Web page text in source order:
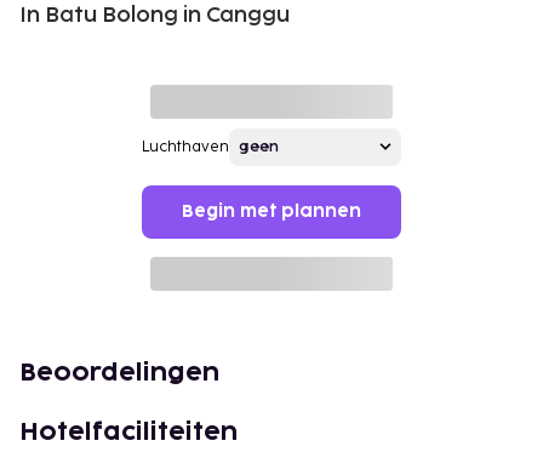
In Batu Bolong in Canggu
Luchthaven
Begin met plannen
Beoordelingen
Hotelfaciliteiten